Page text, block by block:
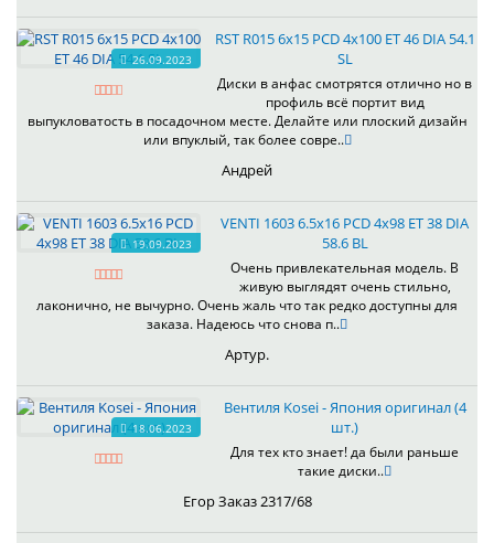
26.09.2023
RST R015 6x15 PCD 4x100 ET 46 DIA 54.1
SL
Диски в анфас смотрятся отлично но в
профиль всё портит вид
выпукловатость в посадочном месте. Делайте или плоский дизайн
или впуклый, так более совре..
Андрей
19.09.2023
VENTI 1603 6.5x16 PCD 4x98 ET 38 DIA
58.6 BL
Очень привлекательная модель. В
живую выглядят очень стильно,
лаконично, не вычурно. Очень жаль что так редко доступны для
заказа. Надеюсь что снова п..
Артур.
18.06.2023
Вентиля Kosei - Япония оригинал (4
шт.)
Для тех кто знает! да были раньше
такие диски..
Егор Заказ 2317/68